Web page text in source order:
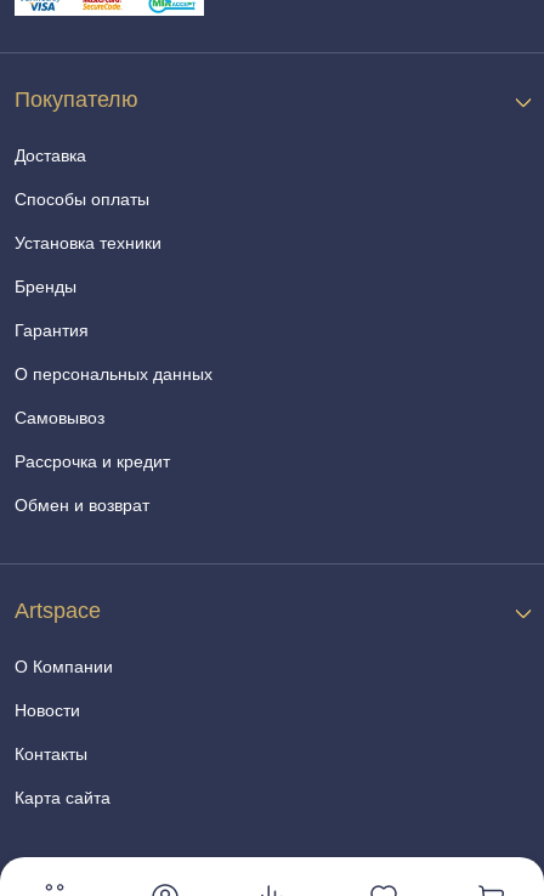
Покупателю
Доставка
Способы оплаты
Установка техники
Бренды
Гарантия
О персональных данных
Самовывоз
Рассрочка и кредит
Обмен и возврат
Artspace
О Компании
Новости
Контакты
Карта сайта